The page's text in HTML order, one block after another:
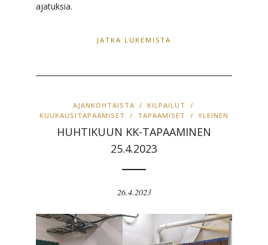
ajatuksia.
JATKA LUKEMISTA
AJANKOHTAISTA / KILPAILUT /
KUUKAUSITAPAAMISET
/ TAPAAMISET / YLEINEN
HUHTIKUUN KK-TAPAAMINEN
25.4.2023
26.4.2023